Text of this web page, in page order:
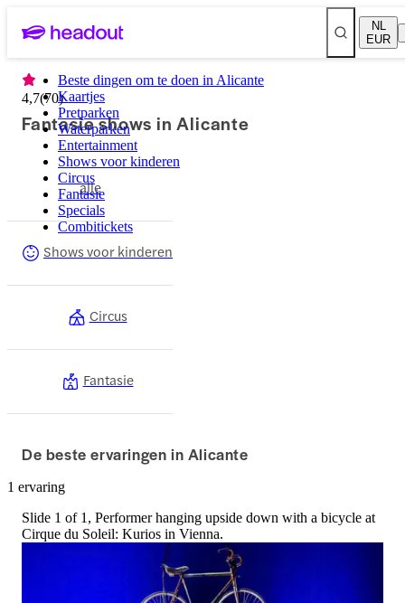
NL
EUR
Beste dingen om te doen in Alicante
Kaartjes
Pretparken
Waterparken
Entertainment
Shows voor kinderen
Circus
Fantasie
Specials
Combitickets
4,7(70)
Fantasie shows in Alicante
alle
Shows voor kinderen
Circus
Fantasie
De beste ervaringen in Alicante
1 ervaring
Slide 1 of 1, Performer hanging upside down with a bicycle at
Cirque du Soleil: Kurios in Vienna.